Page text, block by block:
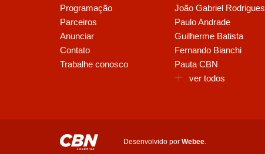
Programação
Parceiros
Anunciar
Contato
Trabalhe conosco
João Gabriel Rodrigues
Paulo Andrade
Guilherme Batista
Fernando Bianchi
Pauta CBN
ver todos
Desenvolvido por Webee